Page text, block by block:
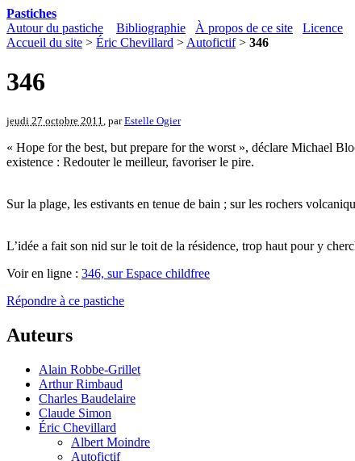
Pastiches
Autour du pastiche
Bibliographie À propos de ce site
Licence
Accueil du site > Éric Chevillard > Autofictif> 346
346
jeudi 27 octobre 2011 , parEstelle Ogier
« Hope for the best, but prepare for the worst », déclare Michael
existence : Redouter le meilleur, favoriser le pire.
Sur la plage, les estivants en tenue de bain ; sur les rochers
L’idée a fait son nid sur le toit de la résidence, trop haut pour y
Voir en ligne : 346, sur Espace childfree
Répondre à ce pastiche
Auteurs
Alain Robbe-Grillet
Arthur Rimbaud
Charles Baudelaire
Claude Simon
Éric Chevillard
Albert Moindre
Autofictif